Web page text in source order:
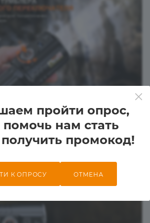
пройти опрос,
нам стать
промокод!
К ОПРОСУ ОТМЕНА